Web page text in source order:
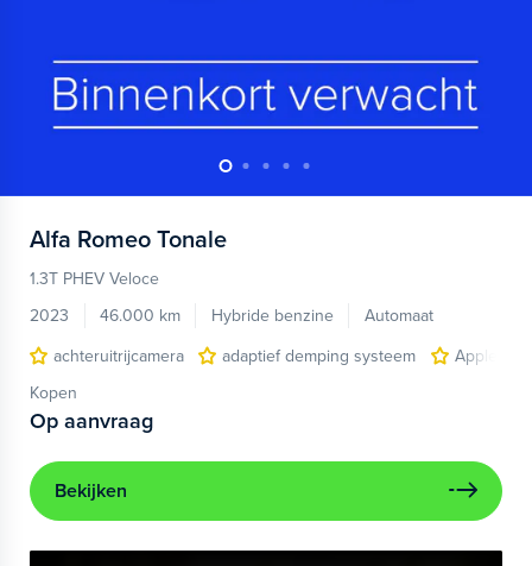
Alfa Romeo Tonale
1.3T PHEV Veloce
2023
46.000 km Hybride benzine
Automaat
achteruitrijcamera
adaptief demping systeem
Apple
Kopen
Op aanvraag
Bekijken